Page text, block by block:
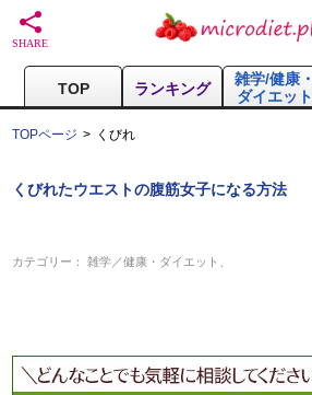
TOP ランキング
雑学/健康・
ダイエット
TOPページ くびれ
くびれたウエストの腹筋女子になる方法
カテゴリー：雑学／健康・ダイエット